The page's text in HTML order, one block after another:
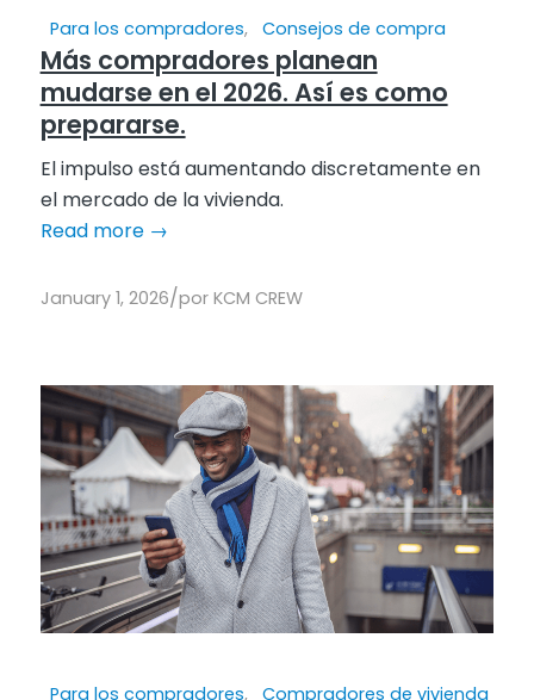
Para los compradores, Consejos de compra
Más compradores planean
mudarse en el 2026. Así es como
prepararse.
El impulso está aumentando discretamente en
el mercado de la vivienda.
Read more→
January 1, 2026/por KCM CREW
Para los compradores, Compradores de vivienda